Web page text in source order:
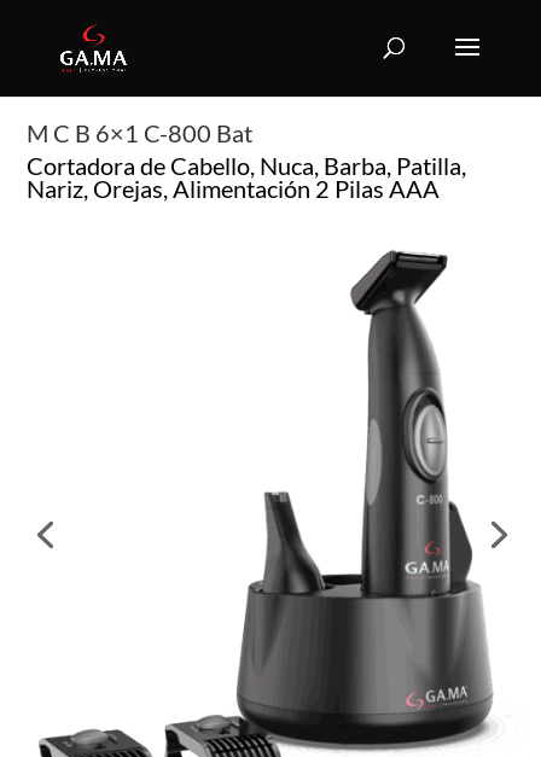
M C B 6×1 C-800 Bat
Cortadora de Cabello, Nuca, Barba, Patilla,
Nariz, Orejas, Alimentación 2 Pilas AAA